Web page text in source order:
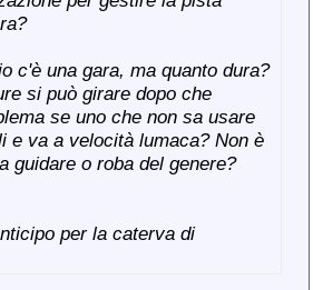
c'è una gara, ma quanto dura?
si può girare dopo che
se uno che non sa usare
e va a velocità lumaca? Non è
guidare o roba del genere?
per la caterva di